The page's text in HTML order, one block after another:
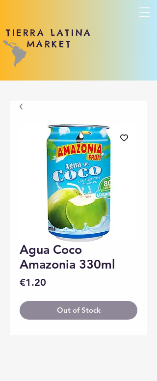
TIERRA LATINA
MARKET
Agua Coco
Amazonia 330ml
€1.20
Out of Stock